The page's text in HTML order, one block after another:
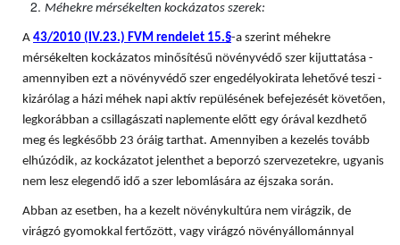
Méhekre mérsékelten kockázatos szerek:
A 43/2010 (IV.23.) FVM rendelet 15.§-a szerint méhekre
mérsékelten kockázatos minősítésű növényvédő szer kijuttatása -
amennyiben ezt a növényvédő szer engedélyokirata lehetővé teszi -
kizárólag a házi méhek napi aktív repülésének befejezését követően,
legkorábban a csillagászati naplemente előtt egy órával kezdhető
meg és legkésőbb 23 óráig tarthat. Amennyiben a kezelés tovább
elhúzódik, az kockázatot jelenthet a beporzó szervezetekre, ugyanis
nem lesz elegendő idő a szer lebomlására az éjszaka során.
Abban az esetben, ha a kezelt növénykultúra nem virágzik, de
virágzó gyomokkal fertőzött, vagy virágzó növényállománnyal